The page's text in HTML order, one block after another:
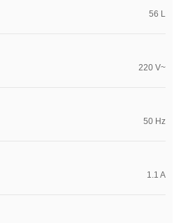
56 L
220 V~
50 Hz
1.1 A